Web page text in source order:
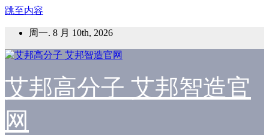
跳至内容
周一. 8 月 10th, 2026
艾邦高分子 艾邦智造官
网